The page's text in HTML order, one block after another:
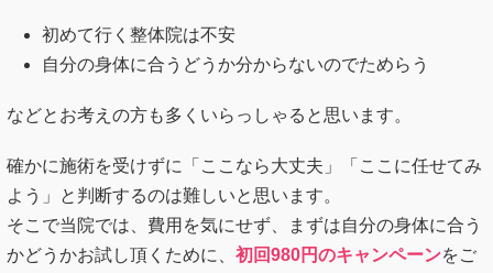
初めて行く整体院は不安
自分の身体に合うどうか分からないのでためらう
などとお考えの方も多くいらっしゃると思います。
確かに施術を受けずに「ここなら大丈夫」「ここに任せてみ
よう」と判断するのは難しいと思います。
そこで当院では、費用を気にせず、まずは自分の身体に合う
かどうかお試し頂くために、 初回980円のキャンペーンをご